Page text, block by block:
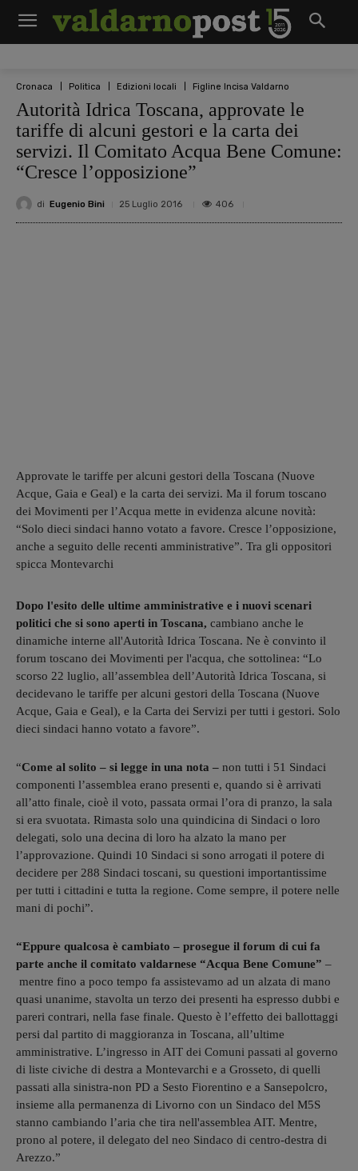
Cronaca Politica Edizioni locali Figline Incisa Valdarno
Autorità Idrica Toscana, approvate le
tariffe di alcuni gestori e la carta dei
servizi. Il Comitato Acqua Bene Comune:
“Cresce l’opposizione”
di Eugenio Bini 25 Luglio 2016 406
Approvate le tariffe per alcuni gestori della Toscana (Nuove
Acque, Gaia e Geal) e la carta dei servizi. Ma il forum toscano
dei Movimenti per l’Acqua mette in evidenza alcune novità:
“Solo dieci sindaci hanno votato a favore. Cresce l’opposizione,
anche a seguito delle recenti amministrative”. Tra gli oppositori
spicca Montevarchi
Dopo l'esito delle ultime amministrative e i nuovi scenari
politici che si sono aperti in Toscana, cambiano anche le
dinamiche interne all'Autorità Idrica Toscana. Ne è convinto il
forum toscano dei Movimenti per l'acqua, che sottolinea: “Lo
scorso 22 luglio, all’assemblea dell’Autorità Idrica Toscana, si
decidevano le tariffe per alcuni gestori della Toscana (Nuove
Acque, Gaia e Geal), e la Carta dei Servizi per tutti i gestori. Solo
dieci sindaci hanno votato a favore”.
“Come al solito – si legge in una nota – non tutti i 51 Sindaci
componenti l’assemblea erano presenti e, quando si è arrivati
all’atto finale, cioè il voto, passata ormai l’ora di pranzo, la sala
si era svuotata. Rimasta solo una quindicina di Sindaci o loro
delegati, solo una decina di loro ha alzato la mano per
l’approvazione. Quindi 10 Sindaci si sono arrogati il potere di
decidere per 288 Sindaci toscani, su questioni importantissime
per tutti i cittadini e tutta la regione. Come sempre, il potere nelle
mani di pochi”.
“Eppure qualcosa è cambiato – prosegue il forum di cui fa
parte anche il comitato valdarnese “Acqua Bene Comune” –
mentre fino a poco tempo fa assistevamo ad un alzata di mano
quasi unanime, stavolta un terzo dei presenti ha espresso dubbi e
pareri contrari, nella fase finale. Questo è l’effetto dei ballottaggi
persi dal partito di maggioranza in Toscana, all’ultime
amministrative. L’ingresso in AIT dei Comuni passati al governo
di liste civiche di destra a Montevarchi e a Grosseto, di quelli
passati alla sinistra-non PD a Sesto Fiorentino e a Sansepolcro,
insieme alla permanenza di Livorno con un Sindaco del M5S
stanno cambiando l’aria che tira nell'assemblea AIT. Mentre,
prono al potere, il delegato del neo Sindaco di centro-destra di
Arezzo.”